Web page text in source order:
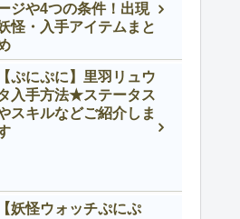
ジや4つの条件！出現
怪・入手アイテムまと
【ぷにぷに】里羽リュウ
入手方法★ステータス
スキルなどご紹介しま
【妖怪ウォッチぷにぷ